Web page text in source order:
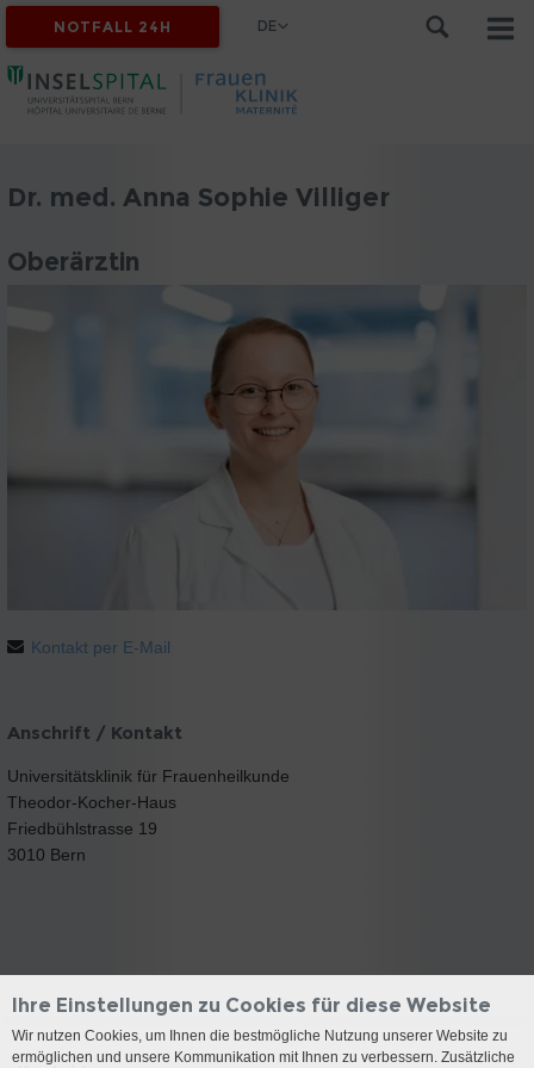
NOTFALL 24H DE
Dr. med. Anna Sophie Villiger
Oberärztin
Kontakt per E-Mail
Anschrift / Kontakt
Universitätsklinik für Frauenheilkunde
Theodor-Kocher-Haus
Friedbühlstrasse 19
3010 Bern
Ihre Einstellungen zu Cookies für diese Website
Wir nutzen Cookies, um Ihnen die bestmögliche Nutzung unserer Website zu
ermöglichen und unsere Kommunikation mit Ihnen zu verbessern. Zusätzliche